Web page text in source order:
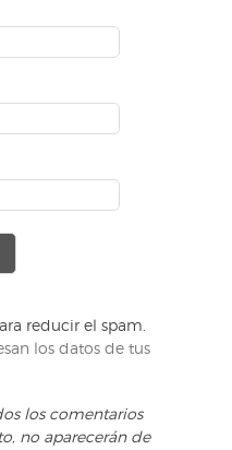
reducir el spam.
los datos de tus
los comentarios
no aparecerán de